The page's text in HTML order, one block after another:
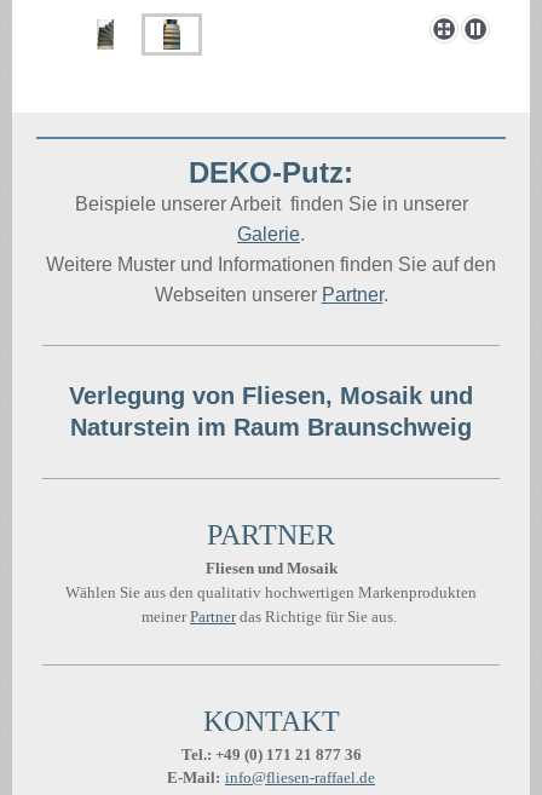
DEKO-Putz:
Beispiele unserer Arbeit finden Sie in unserer
Galerie.
Weitere Muster und Informationen finden Sie auf den
Webseiten unserer Partner.
Verlegung von Fliesen, Mosaik und
Naturstein im Raum Braunschweig
PARTNER
Fliesen und Mosaik
Wählen Sie aus den qualitativ hochwertigen Markenprodukten
meinerPartnerdas Richtige für Sie aus.
KONTAKT
Tel.: +49 (0) 171 21 877 36
E-Mail: info@fliesen-raffael.de